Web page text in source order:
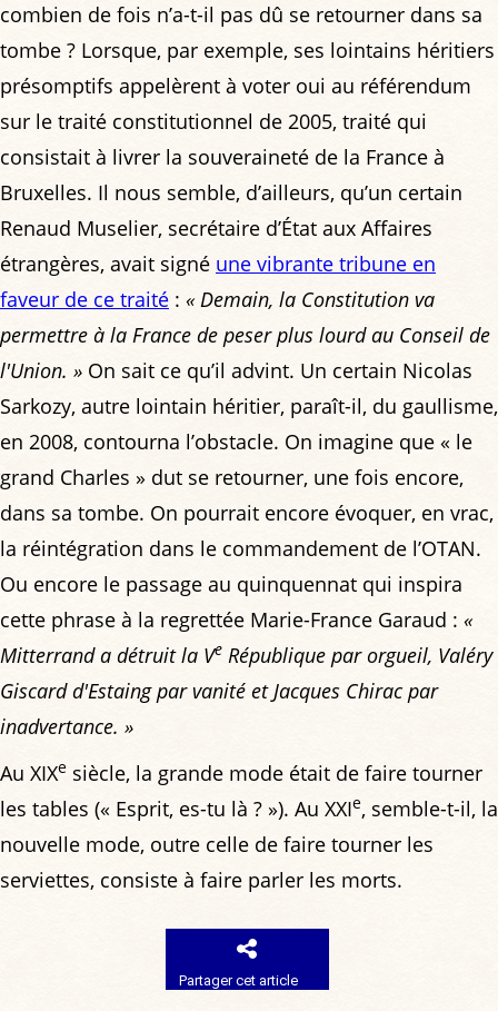
combien de fois n’a-t-il pas dû se retourner dans sa
tombe ? Lorsque, par exemple, ses lointains héritiers
présomptifs appelèrent à voter oui au référendum
sur le traité constitutionnel de 2005, traité qui
consistait à livrer la souveraineté de la France à
Bruxelles. Il nous semble, d’ailleurs, qu’un certain
Renaud Muselier, secrétaire d’État aux Affaires
étrangères, avait signé une vibrante tribune en
faveur de ce traité : « Demain, la Constitution va
permettre à la France de peser plus lourd au Conseil de
l'Union. » On sait ce qu’il advint. Un certain Nicolas
Sarkozy, autre lointain héritier, paraît-il, du gaullisme,
en 2008, contourna l’obstacle. On imagine que « le
grand Charles » dut se retourner, une fois encore,
dans sa tombe. On pourrait encore évoquer, en vrac,
la réintégration dans le commandement de l’OTAN.
Ou encore le passage au quinquennat qui inspira
cette phrase à la regrettée Marie-France Garaud : «
Mitterrand a détruit la Ve République par orgueil, Valéry
Giscard d'Estaing par vanité et Jacques Chirac par
inadvertance. »
Au XIXe siècle, la grande mode était de faire tourner
les tables (« Esprit, es-tu là ? »). Au XXIe, semble-t-il, la
nouvelle mode, outre celle de faire tourner les
serviettes, consiste à faire parler les morts.
Partager cet article